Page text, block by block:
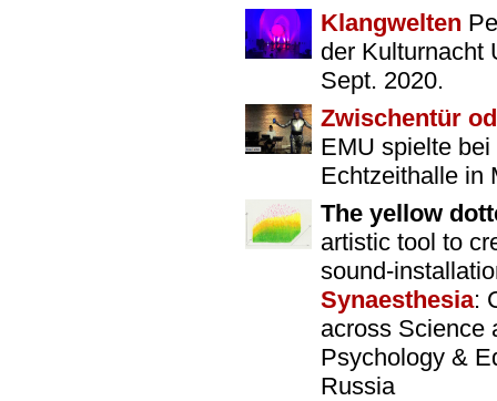
Klangwelten
der Kulturnacht
Sept. 2020.
Zwischentür
EMU spielte
Echtzeithalle in
The yellow
artistic tool to
sound-
Synaesthesia:
across Science
Psychology &
Russia